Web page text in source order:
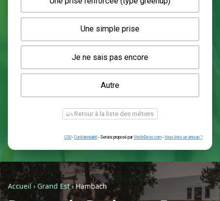
Une wallbox en triphasé (22kW)
Une wallbox en monophasé (7kW)
Une prise renforcée (type greenup)
Une simple prise
Je ne sais pas encore
Autre
Accueil› Grand Est›Hambach